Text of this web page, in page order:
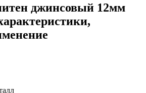
джинсовый 12мм